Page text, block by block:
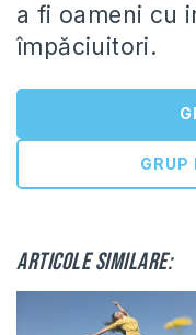
a fi oameni cu
împăciuitori.
GRUP
Articole similare: